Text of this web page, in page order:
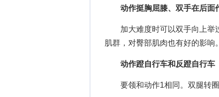
动作挺胸屈膝、双手在后面
加大难度时可以双手向上举
肌群，对臀部肌肉也有好的影响。
动作蹬自行车和反蹬自行
要领和动作1相同。双腿转圈